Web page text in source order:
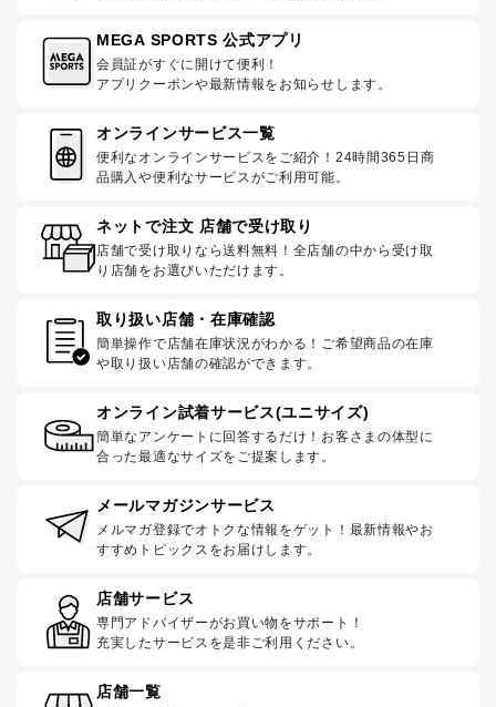
MEGA SPORTS 公式アプリ
会員証がすぐに開けて便利！
アプリクーポンや最新情報をお知らせします。
オンラインサービス一覧
便利なオンラインサービスをご紹介！24時間365日商
品購入や便利なサービスがご利用可能。
ネットで注文 店舗で受け取り
店舗で受け取りなら送料無料！全店舗の中から受け取
り店舗をお選びいただけます。
取り扱い店舗・在庫確認
簡単操作で店舗在庫状況がわかる！ご希望商品の在庫
や取り扱い店舗の確認ができます。
オンライン試着サービス(ユニサイズ)
簡単なアンケートに回答するだけ！お客さまの体型に
合った最適なサイズをご提案します。
メールマガジンサービス
メルマガ登録でオトクな情報をゲット！最新情報やお
すすめトピックスをお届けします。
店舗サービス
専門アドバイザーがお買い物をサポート！
充実したサービスを是非ご利用ください。
店舗一覧